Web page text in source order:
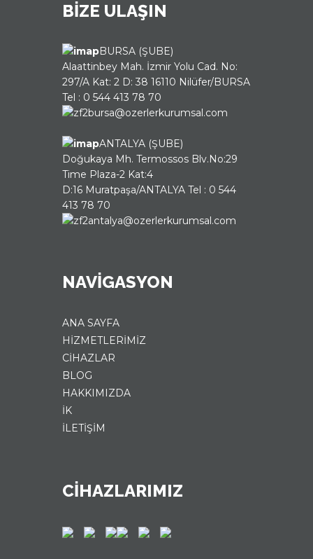
BİZE ULAŞIN
BURSA (ŞUBE)
Alaattinbey Mah. İzmir Yolu Cad. No:
297/A Kat: 2 D: 38 16110 Nilüfer/BURSA
Tel : 0 544 413 78 70
bursa@ozerlerkurumsal.com
ANTALYA (ŞUBE)
Doğukaya Mh. Termossos Blv.No:29
Time Plaza-2 Kat:4
D:16 Muratpaşa/ANTALYA Tel : 0 544
413 78 70
antalya@ozerlerkurumsal.com
NAVIGASYON
ANA SAYFA
HİZMETLERİMİZ
CİHAZLAR
BLOG
HAKKIMIZDA
İK
İLETİŞİM
CİHAZLARIMIZ